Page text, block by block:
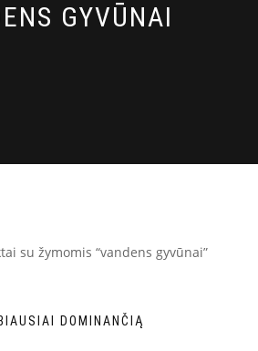
GYVŪNAI
su žymomis “vandens gyvūnai”
DOMINANČIĄ